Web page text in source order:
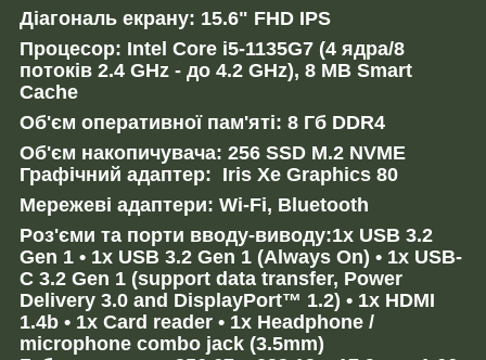
Діагональ екрану: 15.6" FHD IPS
Процесор: Intel Core i5-1135G7 (4 ядра/8
потоків 2.4 GHz - до 4.2 GHz), 8 MB Smart
Cache
Об'єм оперативної пам'яті: 8 Гб DDR4
Об'єм накопичувача: 256 SSD M.2 NVME
Графічний адаптер: Iris Xe Graphics 80
Мережеві адаптери: Wi-Fi, Bluetooth
Роз'єми та порти вводу-виводу:1x USB 3.2
Gen 1 • 1x USB 3.2 Gen 1 (Always On) • 1x USB-
C 3.2 Gen 1 (support data transfer, Power
Delivery 3.0 and DisplayPort™ 1.2) • 1x HDMI
1.4b • 1x Card reader • 1x Headphone /
microphone combo jack (3.5mm)